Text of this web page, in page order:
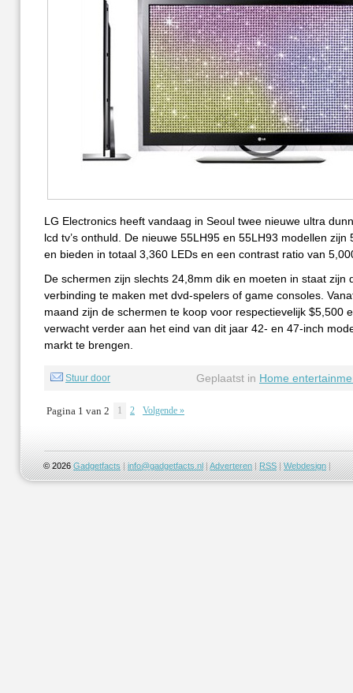
LG Electronics heeft vandaag in Seoul twee nieuwe ultra
lcd tv’s onthuld. De nieuwe 55LH95 en 55LH93 modellen zijn
en bieden in totaal 3,360 LEDs en een contrast ratio van
De schermen zijn slechts 24,8mm dik en moeten in staat zijn
verbinding te maken met dvd-spelers of game consoles.
maand zijn de schermen te koop voor respectievelijk $5,500
verwacht verder aan het eind van dit jaar 42- en 47-inch
markt te brengen.
Stuur door Geplaatst in Home
Pagina 1 van 2 1 2 Volgende »
© 2026Gadgetfacts |info@gadgetfacts.nl|Adverteren|RSS|Webdesign|